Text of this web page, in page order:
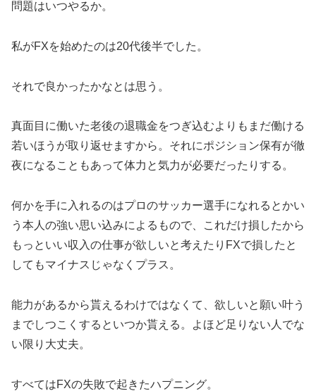
問題はいつやるか。
私がFXを始めたのは20代後半でした。
それで良かったかなとは思う。
真面目に働いた老後の退職金をつぎ込むよりもまだ働ける
若いほうが取り返せますから。それにポジション保有が徹
夜になることもあって体力と気力が必要だったりする。
何かを手に入れるのはプロのサッカー選手になれるとかい
う本人の強い思い込みによるもので、これだけ損したから
もっといい収入の仕事が欲しいと考えたりFXで損したと
してもマイナスじゃなくプラス。
能力があるから貰えるわけではなくて、欲しいと願い叶う
までしつこくするといつか貰える。よほど足りない人でな
い限り大丈夫。
すべてはFXの失敗で起きたハプニング。